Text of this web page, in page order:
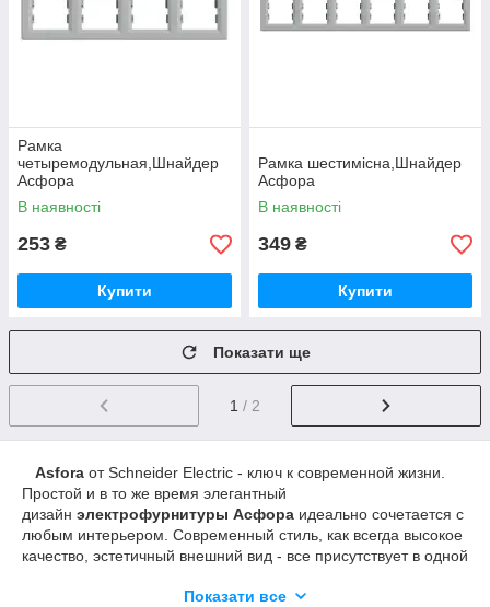
Рамка
четыремодульная,Шнайдер
Асфора
В наявності
253 ₴
Купити
Рамка шестимісна,Шнайдер
Асфора
В наявності
349 ₴
Купити
Показати ще
1 / 2
Asfora от Schneider Electric - ключ к современной жизни.
Простой и в то же время элегантный
дизайн электрофурнитуры Асфора идеально сочетается с
любым интерьером. Современный стиль, как всегда высокое
качество, эстетичный внешний вид - все присутствует в одной
ультрафиолету и даже прямые солнечные лучи не изменят
Показати все